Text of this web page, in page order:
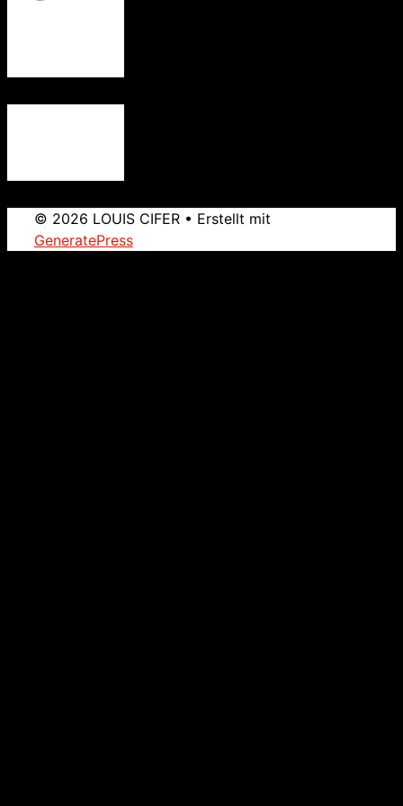
© 2026 LOUIS CIFER • Erstellt mit
GeneratePress